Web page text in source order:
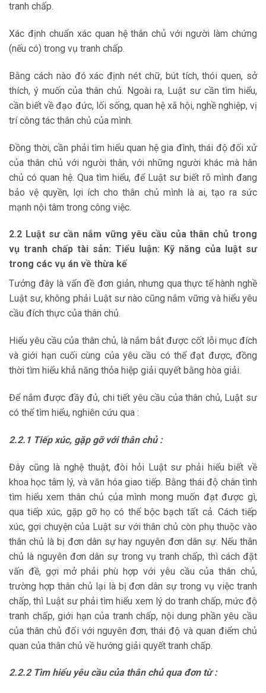
tranh chấp.
Xác định chuẩn xác quan hệ thân chủ với người làm chứng
(nếu có) trong vụ tranh chấp.
Bằng cách nào đó xác định nét chữ, bút tích, thói quen, sở
thích, ý muốn của thân chủ. Ngoài ra, Luật sư cần tìm hiểu,
cần biết về đạo đức, lối sống, quan hệ xã hội, nghề nghiệp, vị
trí công tác thân chủ của mình.
Đồng thời, cần phải tìm hiểu quan hệ gia đình, thái độ đối xử
của thân chủ với người thân, với những người khác mà hân
chủ có quan hệ. Qua tìm hiểu, để Luật sư biết rõ mình đang
bảo vệ quyền, lợi ích cho thân chủ mình là ai, tạo ra sức
mạnh nội tâm trong công việc.
2.2 Luật sư cần nắm vững yêu cầu của thân chủ trong
vụ tranh chấp tài sản: Tiểu luận: Kỹ năng của luật sư
trong các vụ án về thừa kế
Tưởng đây là vấn đề đơn giản, nhưng qua thực tế hành nghề
Luật sư, không phải Luật sư nào cũng nắm vững và hiểu yêu
cầu đích thực của thân chủ.
Hiểu yêu cầu của thân chủ, là nắm bắt được cốt lỗi mục đích
và giới hạn cuối cùng của yêu cầu có thể đạt được, đồng
thời tìm hiểu khả năng thỏa hiệp giải quyết bằng hòa giải.
Để nắm được đầy đủ, chi tiết yêu cầu của thân chủ, Luật sư
có thể tìm hiểu, nghiên cứu qua :
2.2.1 Tiếp xúc, gặp gỡ với thân chủ :
Đây cũng là nghệ thuật, đòi hỏi Luật sư phải hiểu biết về
khoa học tâm lý, và văn hóa giao tiếp. Bằng thái độ chân tình
tìm hiểu xem thân chủ của mình mong muốn đạt được gì,
qua tiếp xúc, gặp gỡ họ có thể bộc bạch tất cả. Cách tiếp
xúc, gợi chuyện của Luật sư với thân chủ còn phụ thuộc vào
thân chủ là bị đơn dân sự hay nguyên đơn dân sự. Nếu thân
chủ là nguyên đơn dân sự trong vụ tranh chấp, thì cách đặt
vấn đề, gợi mở phải phù hợp với yêu cầu của thân chủ,
trường hợp thân chủ lại là bị đơn dân sự trong vụ việc tranh
chấp, thì Luật sư phải tìm hiểu xem lý do tranh chấp, mức độ
tranh chấp, giới hạn của tranh chấp, nội dung phần yêu cầu
của thân chủ đối với nguyên đơn, thái độ và quan điểm chủ
quan của thân chủ về hướng giải quyết tranh chấp.
2.2.2 Tìm hiểu yêu cầu của thân chủ qua đơn từ :